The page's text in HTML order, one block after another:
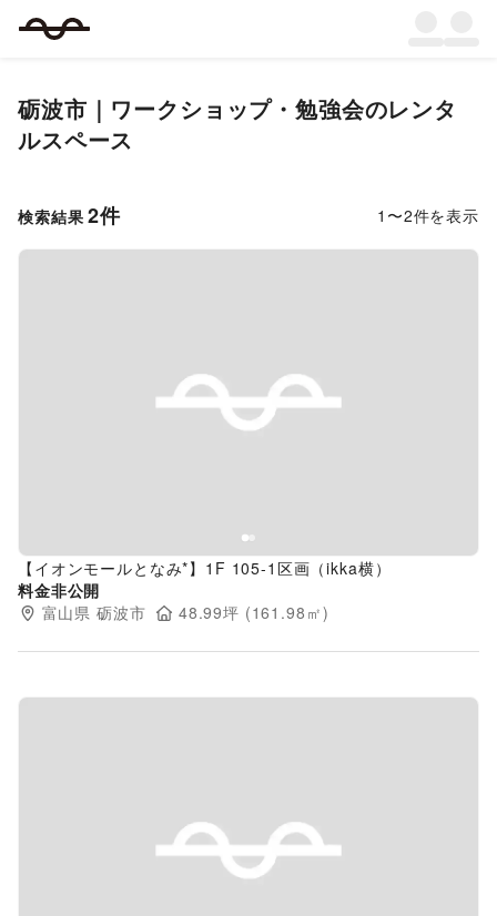
砺波市 ｜ ワークショップ・勉強会のレンタ
ルスペース
検索結果 2件 1 〜2件を表示
Previous slide
【イオンモールとなみ*】1F 105-1区画（ikka横）
料金非公開
富山県 砺波市 48.99坪 (161.98 ㎡)
Previous slide